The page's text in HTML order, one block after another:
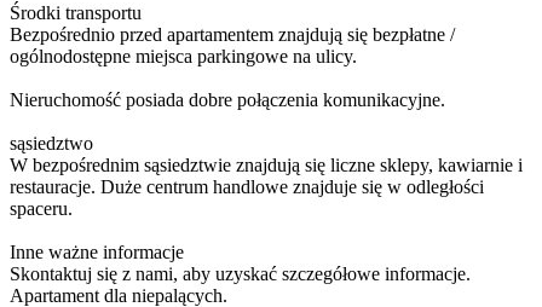
Środki transportu
Bezpośrednio przed apartamentem znajdują się bezpłatne /
ogólnodostępne miejsca parkingowe na ulicy.
Nieruchomość posiada dobre połączenia komunikacyjne.
sąsiedztwo
W bezpośrednim sąsiedztwie znajdują się liczne sklepy, kawiarnie i
restauracje. Duże centrum handlowe znajduje się w odległości
spaceru.
Inne ważne informacje
Skontaktuj się z nami, aby uzyskać szczegółowe informacje.
Apartament dla niepalących.